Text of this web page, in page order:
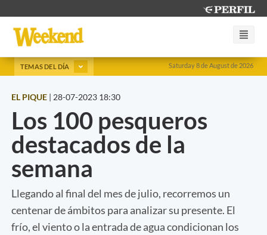
Saturday 8 de August de 2026
TEMAS DEL DÍA
EL PIQUE | 28-07-2023 18:30
Los 100 pesqueros
destacados de la
semana
Llegando al final del mes de julio, recorremos un
centenar de ámbitos para analizar su presente. El
frío, el viento o la entrada de agua condicionan los